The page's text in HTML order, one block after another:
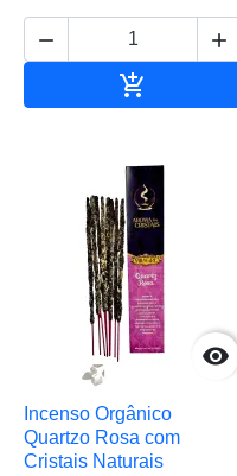
 


Incenso Orgânico
Quartzo Rosa com
Cristais Naturais